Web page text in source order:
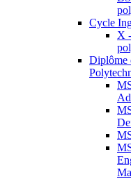
Cycle
X
Diplôme